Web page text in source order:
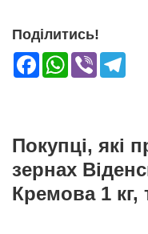
Поділитись!
FacebookWhatsApp
Viber
Покупці, які
зернах
Кремова 1 кг,